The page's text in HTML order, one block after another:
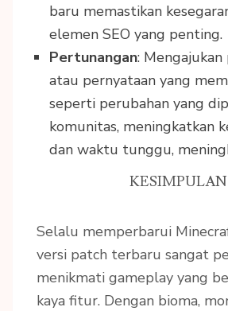
baru memastikan
elemen SEO yang penting.
Pertunangan:
atau pernyataan yang
seperti perubahan yang
komunitas, meningkatkan
dan waktu tunggu,
KESIMPULAN
Selalu memperbarui
versi patch terbaru sangat
menikmati gameplay yang
kaya fitur. Dengan bioma,